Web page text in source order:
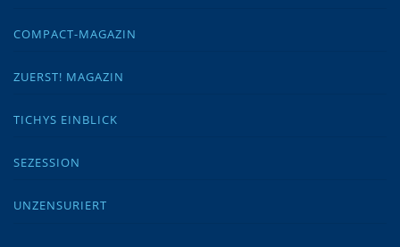
COMPACT-MAGAZIN
ZUERST! MAGAZIN
TICHYS EINBLICK
SEZESSION
UNZENSURIERT